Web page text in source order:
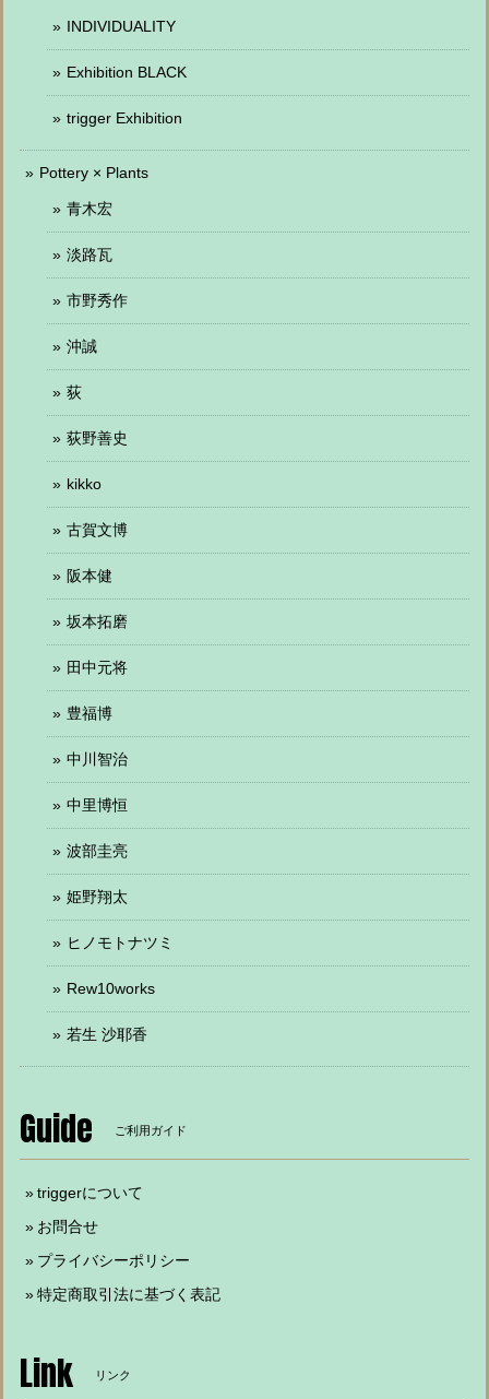
INDIVIDUALITY
Exhibition BLACK
trigger Exhibition
Pottery × Plants
青木宏
淡路瓦
市野秀作
沖誠
荻
荻野善史
kikko
古賀文博
阪本健
坂本拓磨
田中元将
豊福博
中川智治
中里博恒
波部圭亮
姫野翔太
ヒノモトナツミ
Rew10works
若生 沙耶香
Guide ご利用ガイド
triggerについて
お問合せ
プライバシーポリシー
特定商取引法に基づく表記
Link リンク